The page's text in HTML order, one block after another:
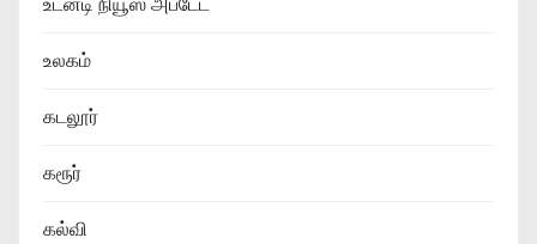
உலகம்
கடலூர்
கரூர்
கல்வி